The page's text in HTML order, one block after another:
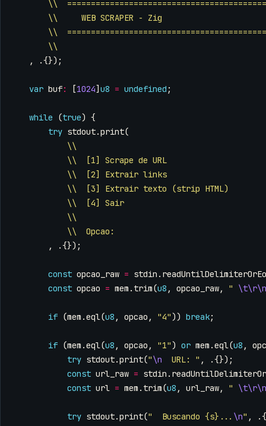
\\  ==========================================
\\     WEB SCRAPER - Zig
\\  ==========================================
\\
,
.{});
var buf: [1024] u8 = undefined ;
while (true) {
try stdout.print(
\\
\\  [1] Scrape de URL
\\  [2] Extrair links
\\  [3] Extrair texto (strip HTML)
\\  [4] Sair
\\
\\  Opcao:
,
.{});
const opcao_raw = stdin .
const opcao = mem . trim(u8 , opcao_raw, " \t\r\n
if (mem .eql(u8 , opcao , "4" )) break;
if (mem .eql(u8 , opcao , "1" ) or mem .eql(u8 ,
try stdout.print("\n
  URL: "
,
.{});
const url_raw = stdin .
const url = mem . trim(u8 , url_raw, " \t\r\n
try stdout.print("  Buscando {s}... \n" , .{